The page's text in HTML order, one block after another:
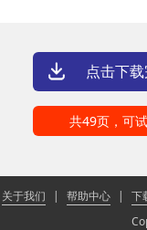
点击下
共49页，可
关于我们 | 帮助中心 |
下